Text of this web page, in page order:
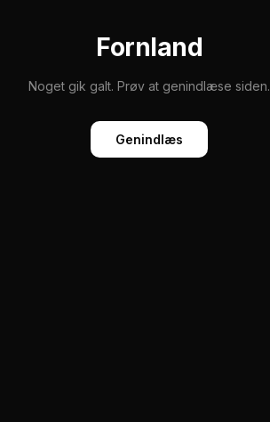
Fornland
Noget gik galt. Prøv at genindlæse siden.
Genindlæs